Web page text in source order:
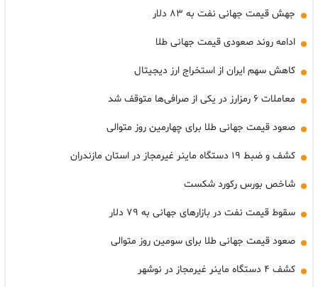
جهش قیمت جهانی نفت به ۸۳ دلار
ادامه روند صعودی قیمت جهانی طلا
کاهش سهم ایران از استخراج ارز دیجیتال
معاملات ۶ رمزارز در یکی از صرافی‌ها متوقف شد
صعود قیمت جهانی طلا برای چهارمین روز متوالی
کشف و ضبط ۱۹ دستگاه ماینر غیرمجاز در استان مازندران
شاخص بورس رکورد شکست
سقوط قیمت نفت در بازارهای جهانی به ۷۹ دلار
صعود قیمت جهانی طلا برای سومین روز متوالی
کشف ۴ دستگاه ماینر غیرمجاز در نوشهر